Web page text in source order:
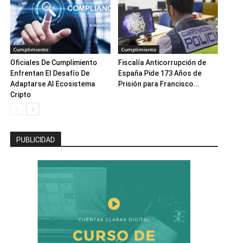
Cumplimiento
Oficiales De Cumplimiento
Enfrentan El Desafío De
Adaptarse Al Ecosistema
Cripto
Cumplimiento
Fiscalía Anticorrupción de
España Pide 173 Años de
Prisión para Francisco...
PUBLICIDAD